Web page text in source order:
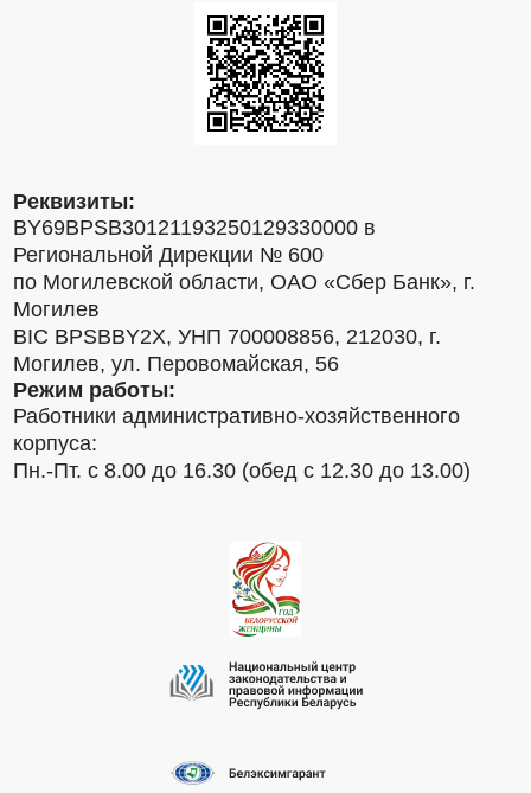
Реквизиты:
BY69BPSB30121193250129330000 в
Региональной Дирекции № 600
по Могилевской области, ОАО «Сбер Банк», г.
Могилев
BIC BPSBBY2X, УНП 700008856, 212030, г.
Могилев, ул. Перовомайская, 56
Режим работы:
Работники административно-хозяйственного
корпуса:
Пн.-Пт. с 8.00 до 16.30 (обед с 12.30 до 13.00)